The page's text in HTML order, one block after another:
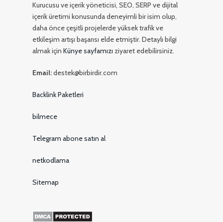
Kurucusu ve içerik yöneticisi, SEO, SERP ve dijital
içerik üretimi konusunda deneyimli bir isim olup,
daha önce çeşitli projelerde yüksek trafik ve
etkileşim artışı başarısı elde etmiştir. Detaylı bilgi
almak içinKünye sayfamızı ziyaret edebilirsiniz.
Email:destek@birbirdir.com
Backlink Paketleri
bilmece
Telegram abone satın al
netkodlama
Sitemap